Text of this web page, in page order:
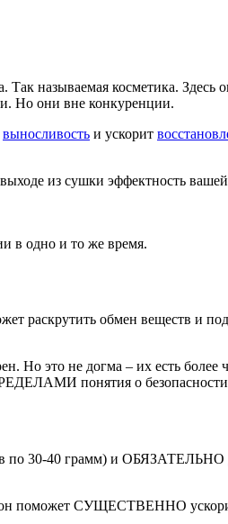
называемая косметика. Здесь
Но они вне конкуренции.
выносливость и ускорит
из сушки эффектность
в одно и то же время.
раскрутить обмен веществ и
Но это не догма – их есть более
понятия о
по 30-40 грамм) и ОБЯЗАТЕЛЬНО
он поможет СУЩЕСТВЕННО